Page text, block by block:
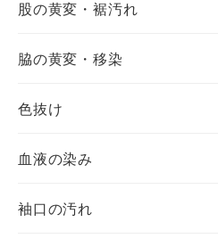
股の黄変・裾汚れ
脇の黄変・移染
色抜け
血液の染み
袖口の汚れ